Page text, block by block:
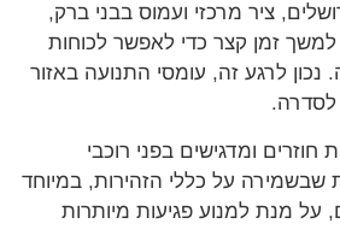
ציר מרכזי ועמוס בבני ברק,
זמן קצר כדי לאפשר לכוחות
לרגע זה, עומסי התנועה באזור
לסדרה.
חוזרים ומדגישים בפני רוכבי
שבשמירה על כללי הזהירות, במיוחד
על מנת למנוע פגיעות מיותרות